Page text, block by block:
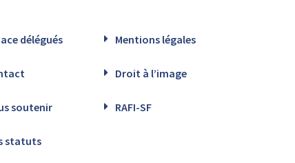
délégués Mentions légales
Droit à l’image
soutenir RAFI-SF
statuts